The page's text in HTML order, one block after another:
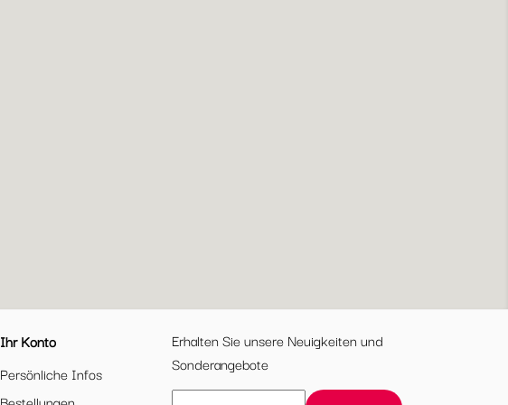
Ihr Konto
Persönliche Infos
Erhalten Sie unsere Neuigkeiten und
Sonderangebote